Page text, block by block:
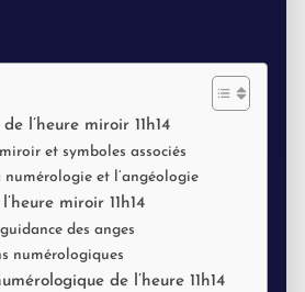
l’heure miroir 11h14
miroir et symboles associés
numérologie et l’angéologie
miroir 11h14
des anges
numérologiques
de l’heure 11h14